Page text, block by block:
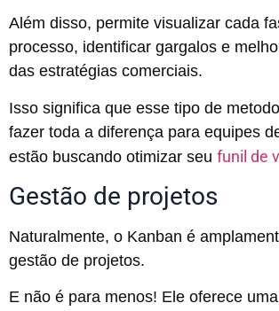
Além disso, permite visualizar cada
processo, identificar gargalos e
das estratégias comerciais.
Isso significa que esse tipo de
fazer toda a diferença para equipes
estão buscando otimizar seu funil de
Gestão de projetos
Naturalmente, o Kanban é
gestão de projetos.
E não é para menos! Ele oferece